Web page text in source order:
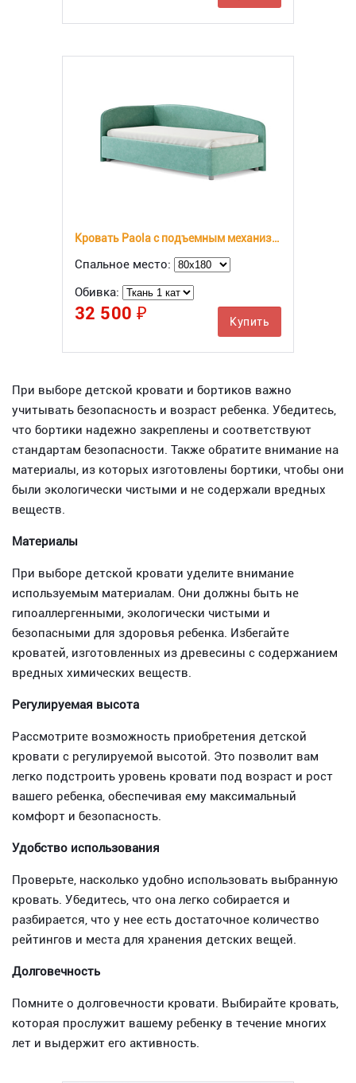
Кровать Paola с подъемным механизмом
Спальное место:
Обивка:
32 500 ₽ Купить
При выборе детской кровати и бортиков важно
учитывать безопасность и возраст ребенка. Убедитесь,
что бортики надежно закреплены и соответствуют
стандартам безопасности. Также обратите внимание на
материалы, из которых изготовлены бортики, чтобы они
были экологически чистыми и не содержали вредных
веществ.
Материалы
При выборе детской кровати уделите внимание
используемым материалам. Они должны быть не
гипоаллергенными, экологически чистыми и
безопасными для здоровья ребенка. Избегайте
кроватей, изготовленных из древесины с содержанием
вредных химических веществ.
Регулируемая высота
Рассмотрите возможность приобретения детской
кровати с регулируемой высотой. Это позволит вам
легко подстроить уровень кровати под возраст и рост
вашего ребенка, обеспечивая ему максимальный
комфорт и безопасность.
Удобство использования
Проверьте, насколько удобно использовать выбранную
кровать. Убедитесь, что она легко собирается и
разбирается, что у нее есть достаточное количество
рейтингов и места для хранения детских вещей.
Долговечность
Помните о долговечности кровати. Выбирайте кровать,
которая прослужит вашему ребенку в течение многих
лет и выдержит его активность.